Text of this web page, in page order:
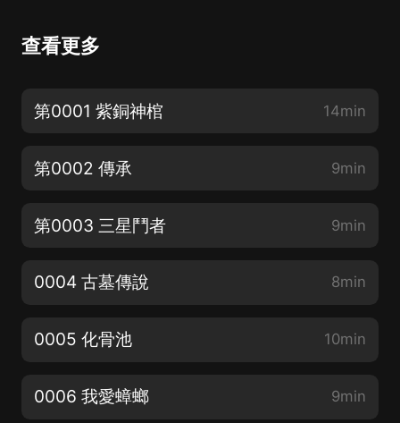
查看更多
第0001 紫銅神棺 14min
第0002 傳承 9min
第0003 三星鬥者 9min
0004 古墓傳說 8min
0005 化骨池 10min
0006 我愛蟑螂 9min